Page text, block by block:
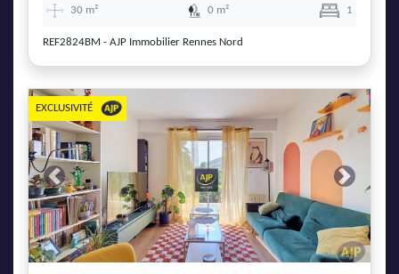
30 m² 0 m² 1
REF2824BM - AJP Immobilier Rennes Nord
Previous Next
EXCLUSIVITÉ